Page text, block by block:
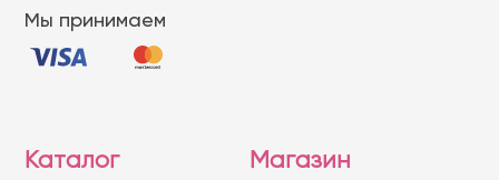
Мы принимаем
Каталог Магазин